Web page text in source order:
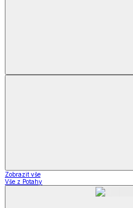
Zobrazit vše
Vše z Potahy